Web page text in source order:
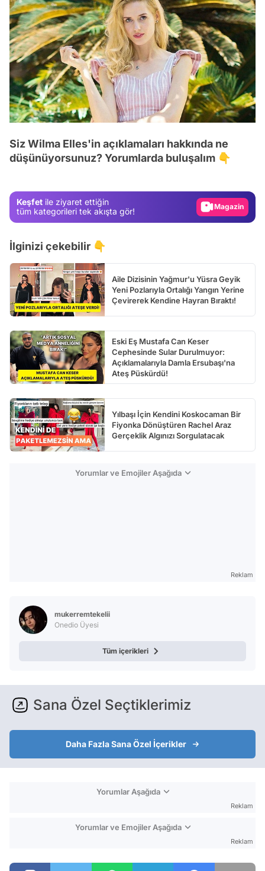
Siz Wilma Elles'in açıklamaları hakkında ne
düşünüyorsunuz? Yorumlarda buluşalım 👇
Keşfet ile ziyaret ettiğin
tüm kategorileri tek akışta gör!
Video
İlginizi çekebilir 👇
Aile Dizisinin Yağmur'u Yüsra Geyik
Yeni Pozlarıyla Ortalığı Yangın Yerine
Çevirerek Kendine Hayran Bıraktı!
Eski Eş Mustafa Can Keser
Cephesinde Sular Durulmuyor:
Açıklamalarıyla Damla Ersubaşı'na
Ateş Püskürdü!
Yılbaşı İçin Kendini Koskocaman Bir
Fiyonka Dönüştüren Rachel Araz
Gerçeklik Algınızı Sorgulatacak
Yorumlar ve Emojiler Aşağıda
Reklam
mukerremtekelii
Onedio Üyesi
Tüm içerikleri
Sana Özel Seçtiklerimiz
Daha Fazla Sana Özel İçerikler
Yorumlar Aşağıda
Reklam
Yorumlar ve Emojiler Aşağıda
Reklam